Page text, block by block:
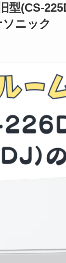
型(CS-
ニック